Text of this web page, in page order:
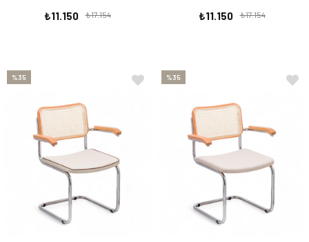
₺11.150 ₺17.154 ₺11.150 ₺17.154
%35 %35